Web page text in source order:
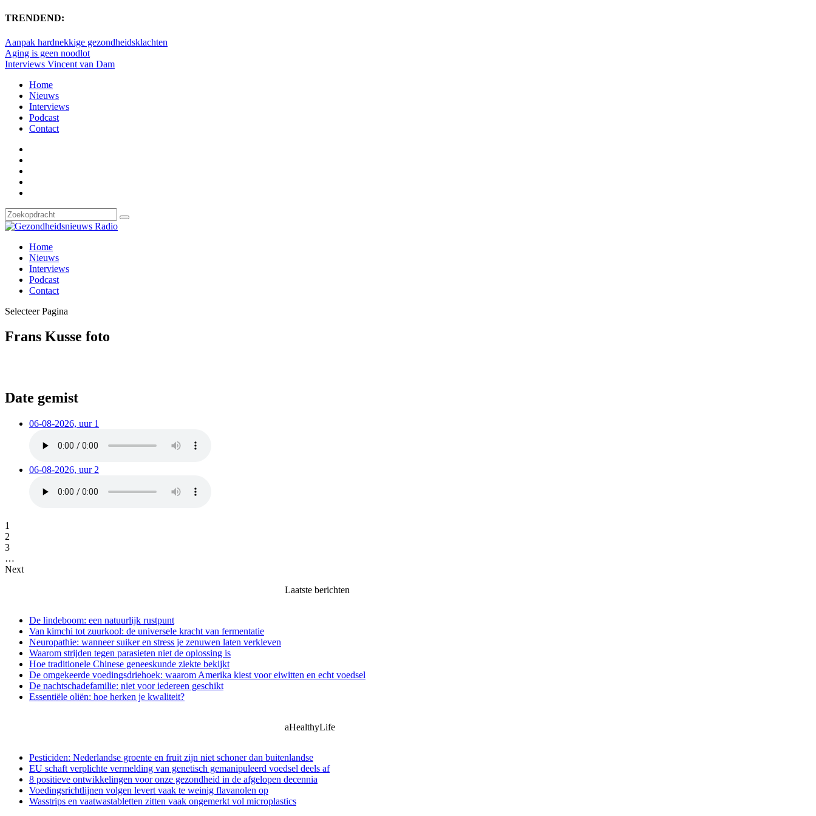
TRENDEND:
Aanpak hardnekkige gezondheidsklachten
Aging is geen noodlot
Interviews Vincent van Dam
Home
Nieuws
Interviews
Podcast
Contact
Home
Nieuws
Interviews
Podcast
Contact
Selecteer Pagina
Frans Kusse foto
Date gemist
06-08-2026, uur 1
06-08-2026, uur 2
1
2
3
…
Next
Laatste berichten
De lindeboom: een natuurlijk rustpunt
Van kimchi tot zuurkool: de universele kracht van fermentatie
Neuropathie: wanneer suiker en stress je zenuwen laten verkleven
Waarom strijden tegen parasieten niet de oplossing is
Hoe traditionele Chinese geneeskunde ziekte bekijkt
De omgekeerde voedingsdriehoek: waarom Amerika kiest voor eiwitten en echt voedsel
De nachtschadefamilie: niet voor iedereen geschikt
Essentiële oliën: hoe herken je kwaliteit?
aHealthyLife
Pesticiden: Nederlandse groente en fruit zijn niet schoner dan buitenlandse
EU schaft verplichte vermelding van genetisch gemanipuleerd voedsel deels af
8 positieve ontwikkelingen voor onze gezondheid in de afgelopen decennia
Voedingsrichtlijnen volgen levert vaak te weinig flavanolen op
Wasstrips en vaatwastabletten zitten vaak ongemerkt vol microplastics